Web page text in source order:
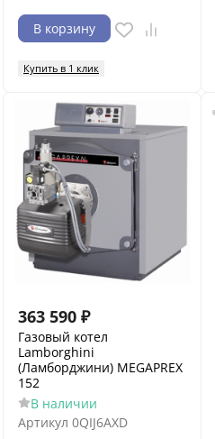
В корзину
Купить в 1 клик
363 590 ₽
Газовый котел
Lamborghini
(Ламборджини) MEGAPREX
152
В наличии
Артикул 0QIJ6AXD